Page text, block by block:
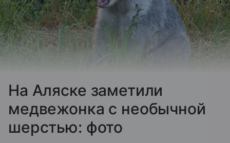
На Аляске заметили
медвежонка с необычной
шерстью: фото